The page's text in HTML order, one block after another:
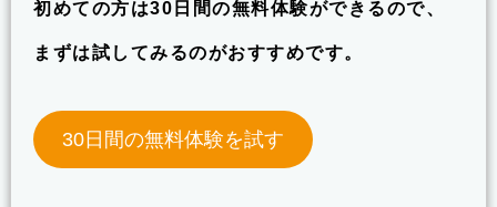
初めての方は30日間の無料体験ができるので、
まずは試してみるのがおすすめです。
30日間の無料体験を試す